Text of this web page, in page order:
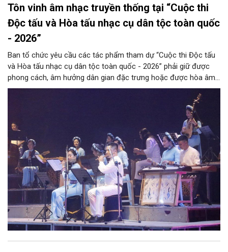
Tôn vinh âm nhạc truyền thống tại “Cuộc thi
Độc tấu và Hòa tấu nhạc cụ dân tộc toàn quốc
- 2026”
Ban tổ chức yêu cầu các tác phẩm tham dự “Cuộc thi Độc tấu
và Hòa tấu nhạc cụ dân tộc toàn quốc - 2026” phải giữ được
phong cách, âm hưởng dân gian đặc trưng hoặc được hòa âm,
phối khí mới trên nền tảng làn điệu âm nhạc truyền thống Việt
Nam, đồng thời phải được trình diễn trực tiếp bằng nhạc cụ dân